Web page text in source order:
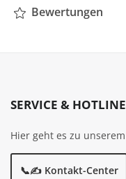
Bewertungen
SERVICE & HOTLINE
Hier geht es zu unserem
📞✍️ Kontakt-Center